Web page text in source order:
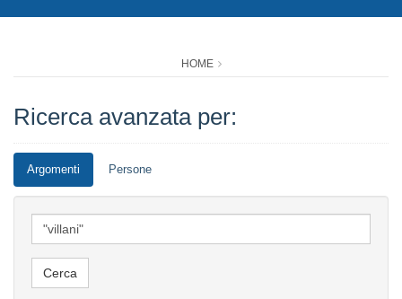
HOME
Ricerca avanzata per:
Argomenti Persone